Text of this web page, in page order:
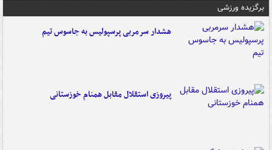
برگزیده ورزشی
هشدار سرمربی پرسپولیس به جاسوس تیم
پیروزی استقلال مقابل همنام خوزستانی